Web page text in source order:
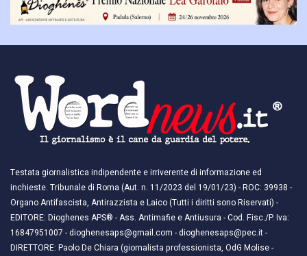
Testata giornalistica indipendente e irriverente di informazione ed
inchieste. Tribunale di Roma (Aut. n. 11/2023 del 19/01/23) - ROC: 39938 -
Organo Antifascista, Antirazzista e Laico (Tutti i diritti sono Riservati) -
EDITORE: Dioghenes APS® - Ass. Antimafie e Antiusura - Cod. Fisc./P. Iva:
16847951007 - dioghenesaps@gmail.com - dioghenesaps@pec.it - ​​
DIRETTORE: Paolo De Chiara (giornalista professionista, OdG Molise -